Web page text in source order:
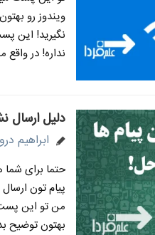
ویندوز رو
نگیرید! این
نداره! در
دلیل ارسال
ابراهیم
حتما برای
پیام تون
بهتون توضیح